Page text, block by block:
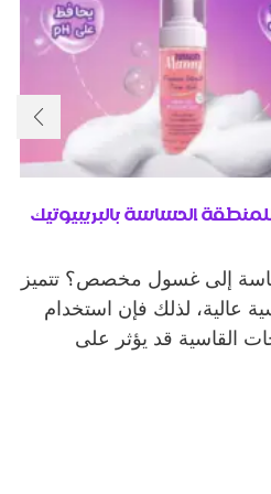
الحساسة بالبريبيوتيك
إلى غسول مخصص؟ تتميز
عالية، لذلك فإن استخدام
القاسية قد يؤثر على